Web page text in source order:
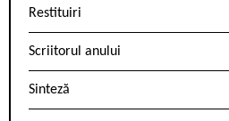
Restituiri
Scriitorul anului
Sinteză